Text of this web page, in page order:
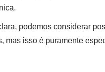
podemos considerar
mas isso é puramente